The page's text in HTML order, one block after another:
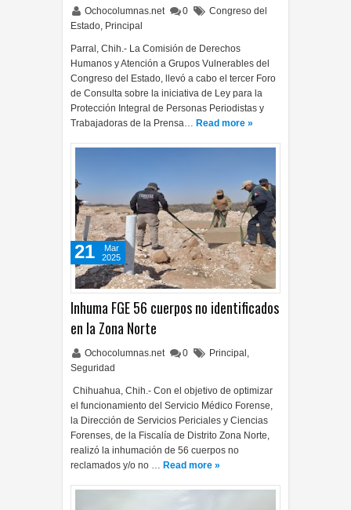
Ochocolumnas.net 0
Congreso del
Estado, Principal
Parral, Chih.- La Comisión de Derechos
Humanos y Atención a Grupos Vulnerables del
Congreso del Estado, llevó a cabo el tercer Foro
de Consulta sobre la iniciativa de Ley para la
Protección Integral de Personas Periodistas y
Trabajadoras de la Prensa… Read more »
Inhuma FGE 56 cuerpos no identificados
en la Zona Norte
Ochocolumnas.net 0 Principal ,
Seguridad
Chihuahua, Chih.- Con el objetivo de optimizar
el funcionamiento del Servicio Médico Forense,
la Dirección de Servicios Periciales y Ciencias
Forenses, de la Fiscalía de Distrito Zona Norte,
realizó la inhumación de 56 cuerpos no
reclamados y/o no … Read more »
21
Mar
2025